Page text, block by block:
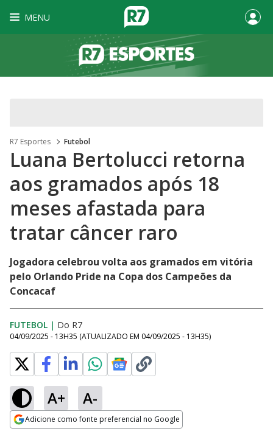
MENU
R7 Esportes Futebol
Luana Bertolucci retorna
aos gramados após 18
meses afastada para
tratar câncer raro
Jogadora celebrou volta aos gramados em vitória
pelo Orlando Pride na Copa dos Campeões da
Concacaf
FUTEBOL | Do R7
04/09/2025 - 13H35 (ATUALIZADO EM 04/09/2025 - 13H35)
A+ A-
Adicione como fonte preferencial no Google
Ativar
Loaded
30.90%